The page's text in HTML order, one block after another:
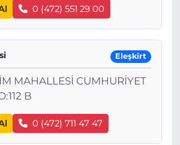
0 (472) 551 29 00
Eleşkirt
MAHALLESİ CUMHURİYET
B
0 (472) 711 47 47